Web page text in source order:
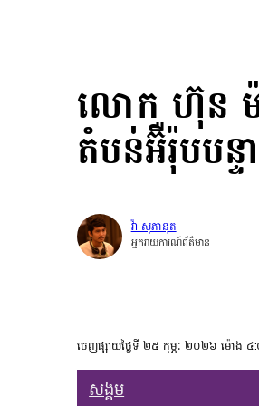
លោក ហ៊ុន ម៉
តំបន់អ៊ឺរ៉ុបបន្ទ
វ៉ា សុភានុត
អ្នករាយការណ៍ព័ត៌មាន
ចេញផ្សាយថ្ងៃទី ២៥ កុម្ភៈ ២០២៦ ម៉ោង ៤:
សង្គម